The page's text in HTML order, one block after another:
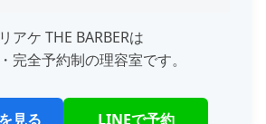
アケ THE BARBERは
完全予約制の理容室です。
見る LINEで予約